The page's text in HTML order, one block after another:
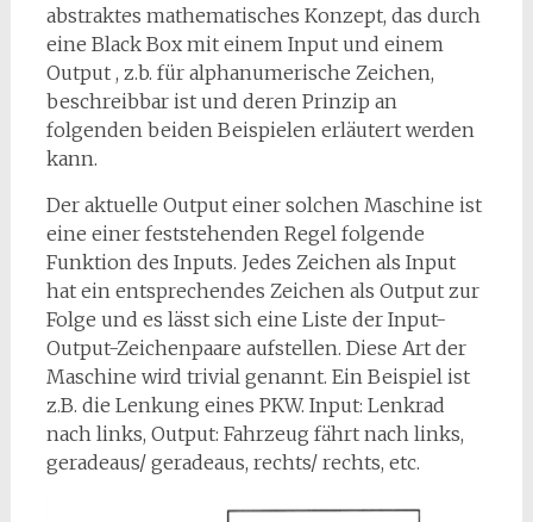
abstraktes mathematisches Konzept, das durch
eine Black Box mit einem Input und einem
Output , z.b. für alphanumerische Zeichen,
beschreibbar ist und deren Prinzip an
folgenden beiden Beispielen erläutert werden
kann.
Der aktuelle Output einer solchen Maschine ist
eine einer feststehenden Regel folgende
Funktion des Inputs. Jedes Zeichen als Input
hat ein entsprechendes Zeichen als Output zur
Folge und es lässt sich eine Liste der Input-
Output-Zeichenpaare aufstellen. Diese Art der
Maschine wird trivial genannt. Ein Beispiel ist
z.B. die Lenkung eines PKW. Input: Lenkrad
nach links, Output: Fahrzeug fährt nach links,
geradeaus/ geradeaus, rechts/ rechts, etc.